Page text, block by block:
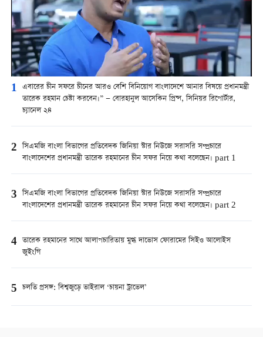
1 এবারের চীন সফরে চীনের আরও বেশি বিনিয়োগ বাংলাদেশে আনার বিষয়ে প্রধানমন্ত্রী
তারেক রহমান চেষ্টা করবেন।” — বোরহানুল আসেকিন প্রিন্স, সিনিয়র রিপোর্টার,
চ্যানেল ২৪
2 সিএমজি বাংলা বিভাগের প্রতিবেদক জিনিয়া স্টার নিউজে সরাসরি সম্প্রচারে
বাংলাদেশের প্রধানমন্ত্রী তারেক রহমানের চীন সফর নিয়ে কথা বলেছেন। part 1
3 সিএমজি বাংলা বিভাগের প্রতিবেদক জিনিয়া স্টার নিউজে সরাসরি সম্প্রচারে
বাংলাদেশের প্রধানমন্ত্রী তারেক রহমানের চীন সফর নিয়ে কথা বলেছেন। part 2
4 তারেক রহমানের সাথে আলাপচারিতায় মুগ্ধ দাভোস ফোরামের সিইও আলোইস
জুইংগি
5 চলতি প্রসঙ্গ: বিশ্বজুড়ে ভাইরাল ‘চায়না ট্রাভেল’